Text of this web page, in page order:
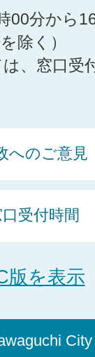
00分から
除く）
、窓口受
へのご意見
口受付時間
版を表示
City